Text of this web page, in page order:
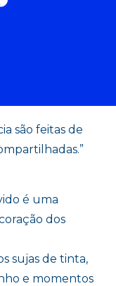
são feitas de
é uma
dos
sujas de tinta,
e momentos